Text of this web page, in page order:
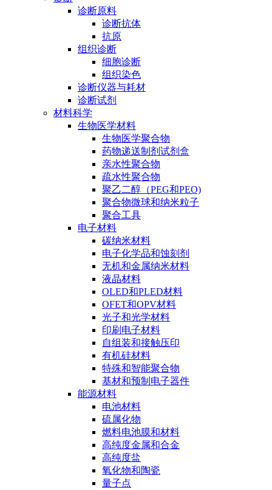
诊断原料
诊断抗体
抗原
组织诊断
细胞诊断
组织染色
诊断仪器与耗材
诊断试剂
材料科学
生物医学材料
生物医学聚合物
药物递送制剂试剂盒
亲水性聚合物
疏水性聚合物
聚乙二醇（PEG和PEO)
聚合物微球和纳米粒子
聚合工具
电子材料
碳纳米材料
电子化学品和蚀刻剂
无机和金属纳米材料
液晶材料
OLED和PLED材料
OFET和OPV材料
光子和光学材料
印刷电子材料
自组装和接触压印
有机硅材料
特殊和智能聚合物
基材和预制电子器件
能源材料
电池材料
硫属化物
燃料电池膜和材料
高纯度金属和合金
高纯度盐
氧化物和陶瓷
量子点